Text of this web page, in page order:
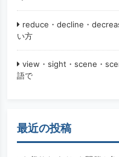
reduce・decline・
い方
view・sight・scene・
語で
最近の投稿